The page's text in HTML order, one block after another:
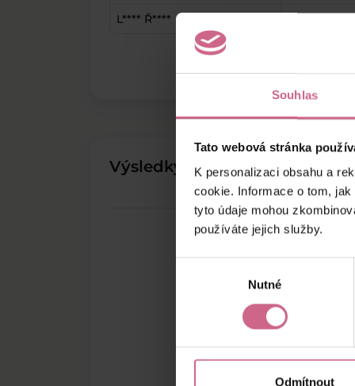
Souhlas
Tato webová stránka
K personalizaci obsahu a
cookie. Informace o tom,
tyto údaje mohou
používáte jejich služby.
Nutné
Odmítnout
L**** Ř****
Výsledky těžby